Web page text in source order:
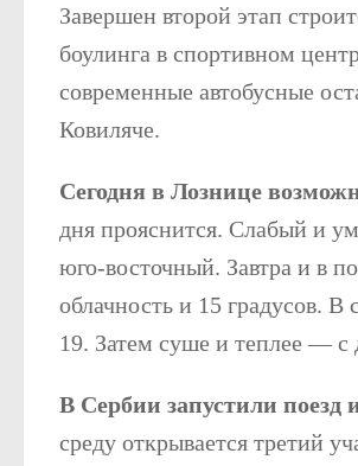
Завершен второй этап
боулинга в спортивном
современные автобусные
Ковиляче.
Сегодня в Лознице
дня прояснится. Слабый и
юго-восточный. Завтра и в
облачность и 15 градусов.
19. Затем суше и теплее —
В Сербии запустили
среду открывается третий